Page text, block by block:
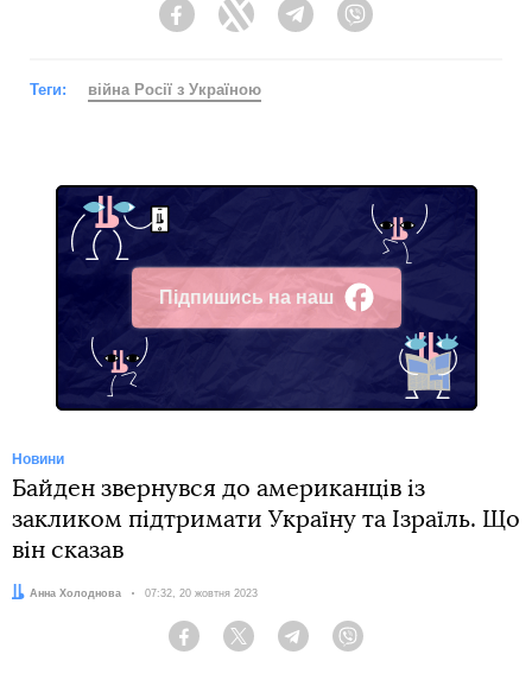
FacebookTwitter Telegram
Теги: війна Росії з Україною
Підпишись на наш
Facebook
Новини
Байден звернувся до американців із
закликом підтримати Україну та Ізраїль. Що
він сказав
Автор:
Анна Холоднова Дата:
07:32, 20 жовтня 2023
Facebook Twitter Telegram